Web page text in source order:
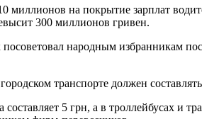
на покрытие зарплат
300 миллионов гривен.
народным избранникам
транспорте должен
5 грн, а в троллейбусах и